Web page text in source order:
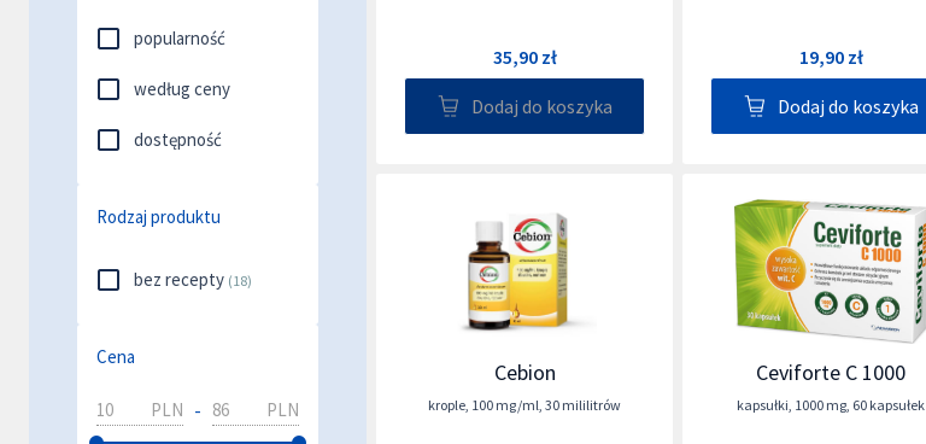
popularność
według ceny
dostępność
Rodzaj produktu
bez recepty (18)
Cena
PLN - PLN
35,90 zł
Dodaj do koszyka
19,90 zł
Dodaj do koszyka
Cebion
krople, 100 mg/ml, 30 mililitrów
Ceviforte C 1000
kapsułki, 1000 mg, 60 kapsułek